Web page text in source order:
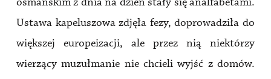
Ustawa kapeluszowa zdjęła fezy, doprowadziła do
większej europeizacji, ale przez nią niektórzy
wierzący muzułmanie nie chcieli wyjść z domów.